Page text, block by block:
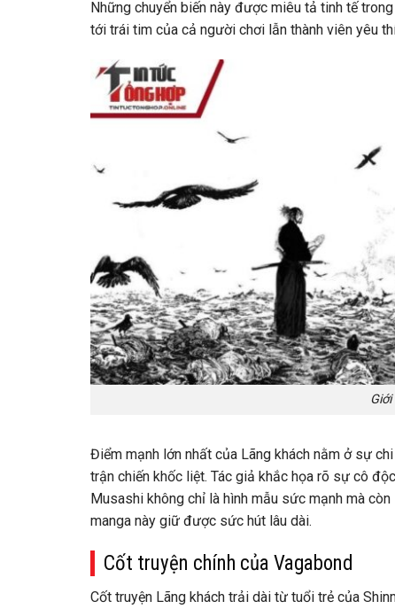
Những chuyển biến này được miêu tả tinh tế
tới trái tim của cả người chơi lẫn thành viên yêu
Điểm mạnh lớn nhất của Lãng khách nằm ở sự
trận chiến khốc liệt. Tác giả khắc họa rõ sự cô
Musashi không chỉ là hình mẫu sức mạnh mà
manga này giữ được sức hút lâu dài.
Cốt truyện chính của Vagabond
Cốt truyện Lãng khách trải dài từ tuổi trẻ của